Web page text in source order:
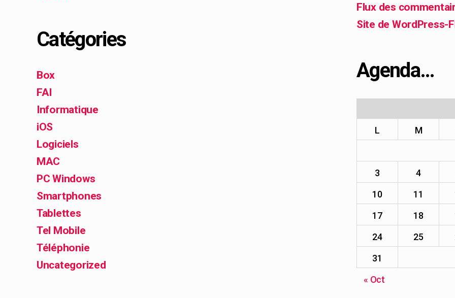
Catégories
Box
FAI
Informatique
iOS
Logiciels
MAC
PC Windows
Smartphones
Tablettes
Tel Mobile
Téléphonie
Uncategorized
Flux des
Site de WordPress-
Agenda…
L M
3
4
10
11
17
18
24
25
31
« Oct